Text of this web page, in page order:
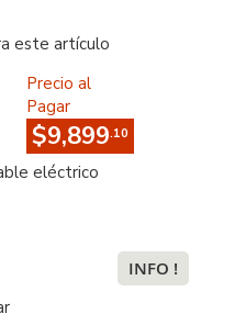
este artículo
Precio al
Pagar
$9,899.10
eléctrico
INFO !